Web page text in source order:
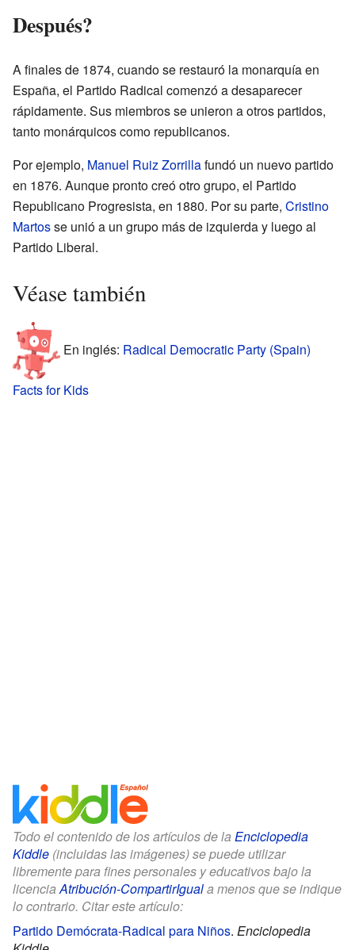
Después?
A finales de 1874, cuando se restauró la monarquía en
España, el Partido Radical comenzó a desaparecer
rápidamente. Sus miembros se unieron a otros partidos,
tanto monárquicos como republicanos.
Por ejemplo, Manuel Ruiz Zorrillafundó un nuevo partido
en 1876. Aunque pronto creó otro grupo, el Partido
Republicano Progresista, en 1880. Por su parte, Cristino
Martosse unió a un grupo más de izquierda y luego al
Partido Liberal.
Véase también
En inglés: Radical Democratic Party (Spain)
Facts for Kids
Todo el contenido de los artículos de la Enciclopedia
Kiddle (incluidas las imágenes) se puede utilizar
libremente para fines personales y educativos bajo la
licenciaAtribución-CompartirIguala menos que se indique
lo contrario. Citar este artículo:
Partido Demócrata-Radical para Niños. Enciclopedia